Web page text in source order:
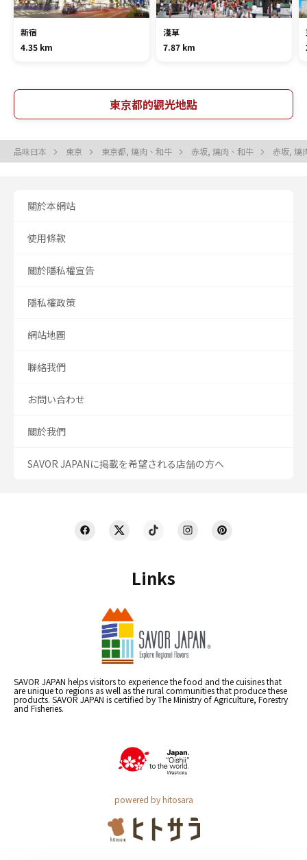
新宿
4.35 km
淺草
7.87 km
東京都的觀光地點
品味日本 東京 東京都, 燒肉、和牛 赤坂, 燒肉、和牛 赤坂, 燒
Links
SAVOR JAPAN helps visitors to experience the food and the cuisines that
are unique to regions as well as the rural communities that produce these
products. SAVOR JAPAN is certified by The Ministry of Agriculture, Forestry
and Fisheries.
powered by hitosara
關於本網站
使用條款
關於隱私權宣告
隱私權政策
網站地圖
聯絡我們
お問い合わせ
關於我們
SAVOR JAPANに掲載を希望される店舗の方へ